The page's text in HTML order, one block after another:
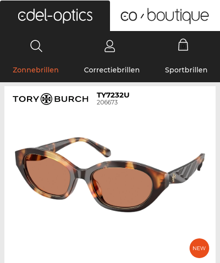
Zonnebrillen Correctiebrillen Sportbrillen
TY7232U
206673